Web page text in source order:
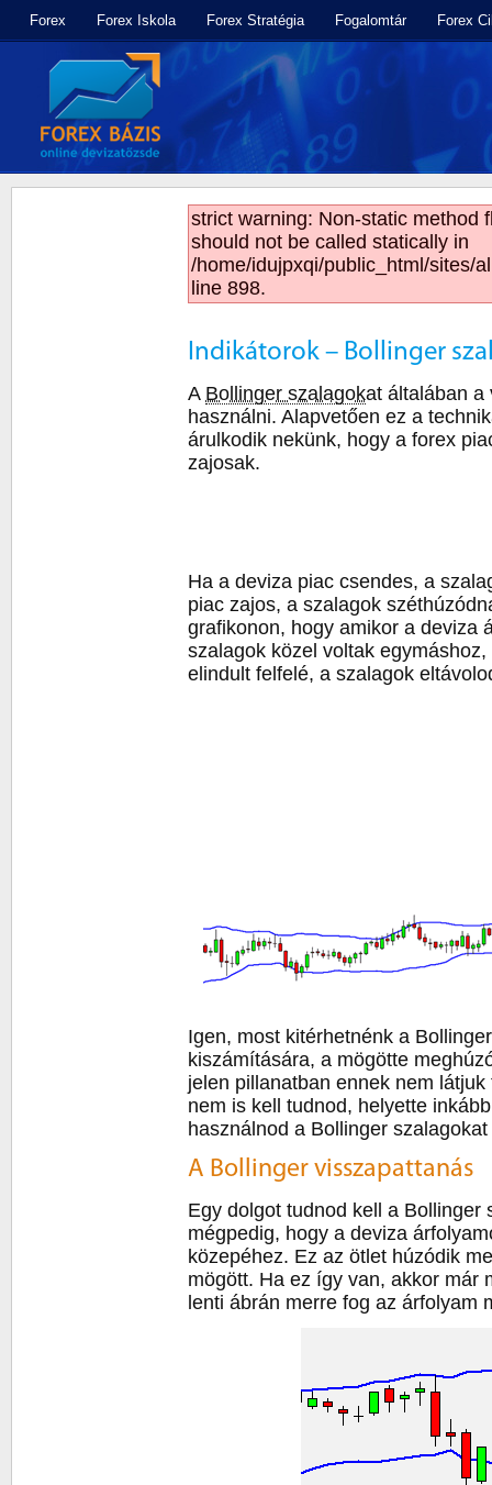
Forex Forex Iskola Forex Stratégia Fogalomtár Forex
strict warning: Non-static method
should not be called statically in
/home/idujpxqi/public_html/sites/
line 898.
Indikátorok – Bollinger
A Bollinger szalagokat általában a
használni. Alapvetően ez a
árulkodik nekünk, hogy a forex
zajosak.
Ha a deviza piac csendes, a
piac zajos, a szalagok
grafikonon, hogy amikor a deviza
szalagok közel voltak
elindult felfelé, a szalagok
Igen, most kitérhetnénk a
kiszámítására, a mögötte
jelen pillanatban ennek nem
nem is kell tudnod, helyette
használnod a Bollinger
A Bollinger visszapattanás
Egy dolgot tudnod kell a Bollinger
mégpedig, hogy a deviza
közepéhez. Ez az ötlet húzódik
mögött. Ha ez így van, akkor már
lenti ábrán merre fog az árfolyam